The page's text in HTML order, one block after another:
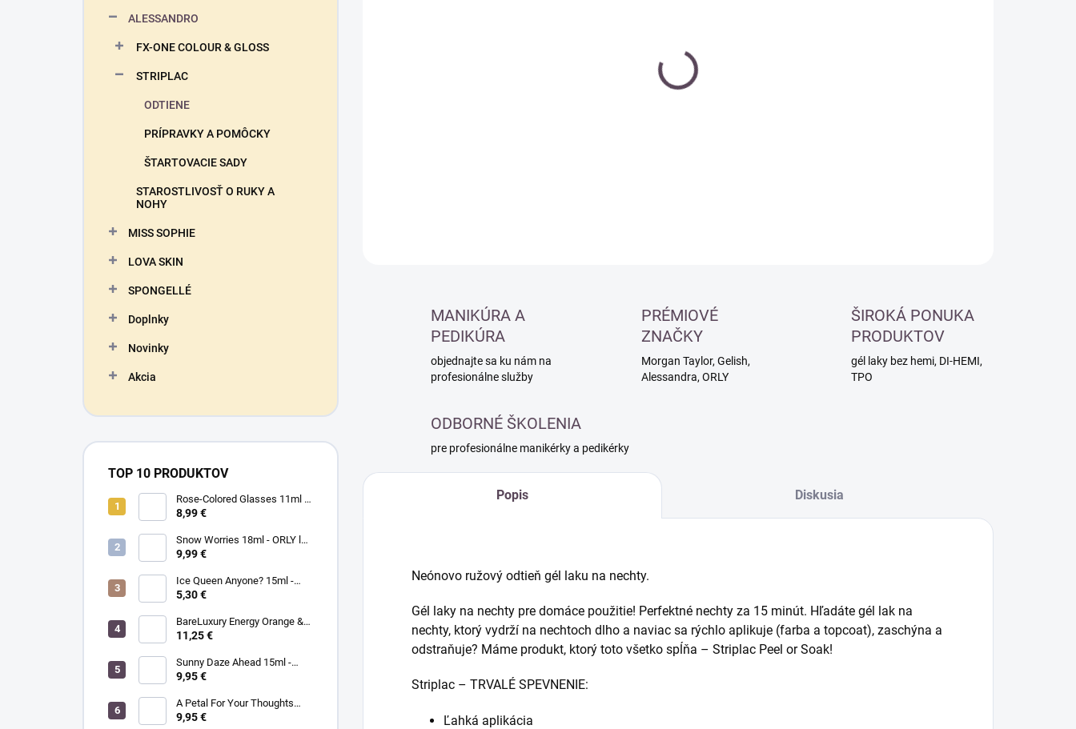
ALESSANDRO
FX-ONE COLOUR & GLOSS
STRIPLAC
ODTIENE
PRÍPRAVKY A POMÔCKY
ŠTARTOVACIE SADY
STAROSTLIVOSŤ O RUKY A
NOHY
MISS SOPHIE
LOVA SKIN
SPONGELLÉ
Doplnky
Novinky
Akcia
TOP 10 PRODUKTOV
Rose-Colored Glasses 11ml -
ORLY lak na nechty
8,99 €
Snow Worries 18ml - ORLY lak
na nechty
9,99 €
Ice Queen Anyone? 15ml -
MORGAN TAYLOR - lak na
5,30 €
BareLuxury Energy Orange &
Lemongrass Lotion 240ml -
hydratačný krém na ruky a
telo - pomaranč/citrónová
11,25 €
Sunny Daze Ahead 15ml -
MORGAN TAYLOR - lak na
9,95 €
A Petal For Your Thoughts
15ml - MORGAN TAYLOR - lak
9,95 €
MANIKÚRA A
PEDIKÚRA
objednajte sa ku nám na
profesionálne služby
PRÉMIOVÉ
ZNAČKY
Morgan Taylor, Gelish,
Alessandra, ORLY
ŠIROKÁ PONUKA
PRODUKTOV
gél laky bez hemi, DI-HEMI,
TPO
ODBORNÉ ŠKOLENIA
pre profesionálne manikérky a pedikérky
Popis Diskusia
Neónovo ružový odtieň gél laku na nechty.
Gél laky na nechty pre domáce použitie! Perfektné nechty za 15 minút. Hľadáte gél lak na
nechty, ktorý vydrží na nechtoch dlho a naviac sa rýchlo aplikuje (farba a topcoat), zaschýna a
odstraňuje? Máme produkt, ktorý toto všetko spĺňa – Striplac Peel or Soak!
Striplac – TRVALÉ SPEVNENIE:
Ľahká aplikácia